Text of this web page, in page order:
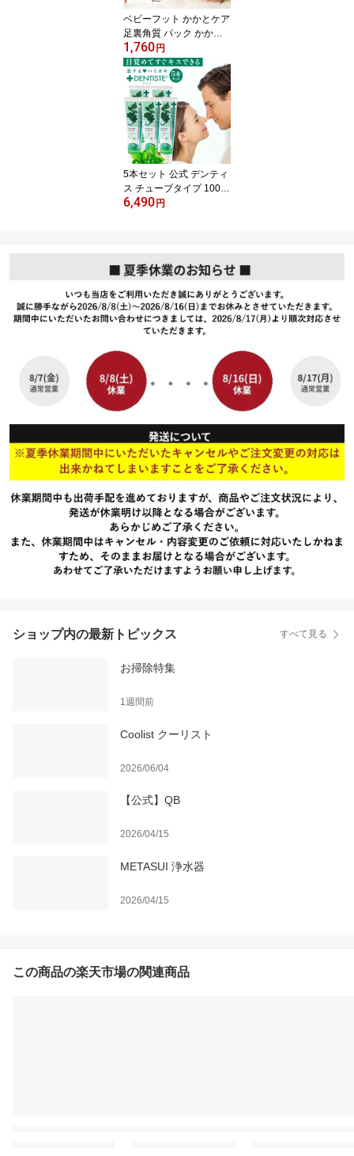
ベビーフット かかとケア
足裏角質 パック かかと
角質除去 角質取り フッ
トケア 削らない 角質ケ
ア 足裏ケア 足 パック フ
ットパック baby foot リ
ベルタ イージーパック
（60分/30分）
1,760円
5本セット 公式 デンティ
ス チューブタイプ 100g
口臭 歯磨き粉 おすすめ
キリ 息ケア オリジナル
ミント DENTISTE リベ
ルタ
6,490円
ショップ内の最新トピックス すべて見る
お掃除特集
1週間前
Coolist クーリスト
2026/06/04
【公式】QB
2026/04/15
METASUI 浄水器
2026/04/15
この商品の楽天市場の関連商品